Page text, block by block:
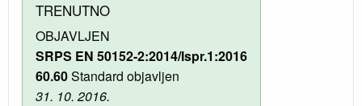
TRENUTNO
OBJAVLJEN
SRPS EN 50152-2:2014/Ispr.1:2016
60.60Standard objavljen
31. 10. 2016.